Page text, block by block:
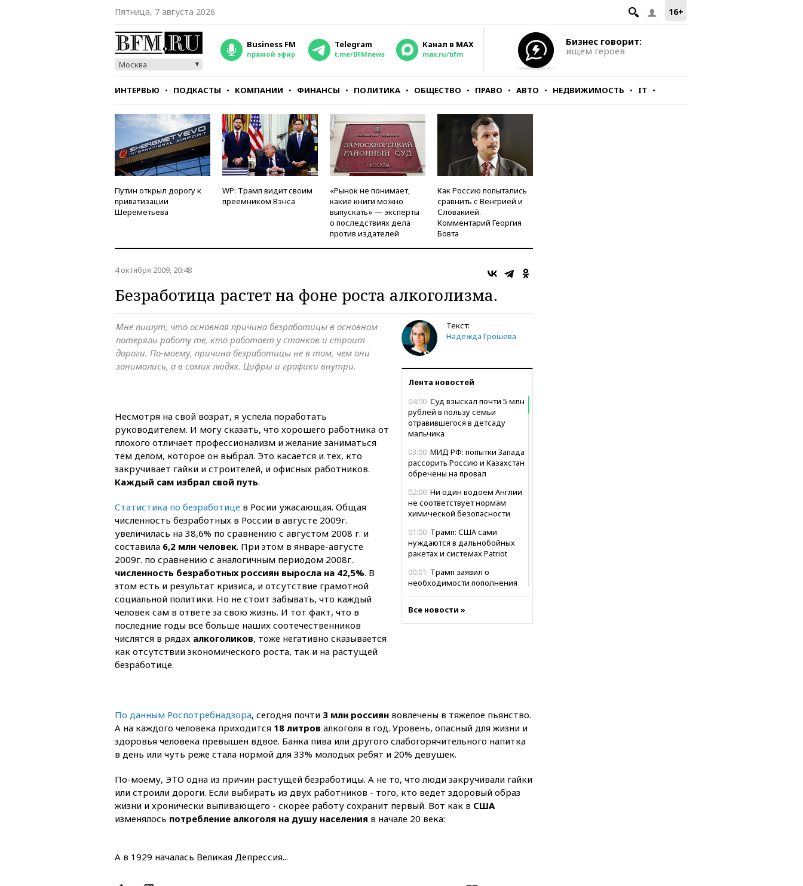
16+
Пятница, 7 августа 2026
Москва
Business FM
прямой эфир
Telegram
t.me/BFMnews
Канал в MAX
max.ru/bfm
Бизнес говорит:
ищем героев
ИНТЕРВЬЮ ПОДКАСТЫ КОМПАНИИ ФИНАНСЫ ПОЛИТИКА ОБЩЕСТВО ПРАВО АВТО НЕДВИЖИМОСТЬ IT
СТИЛЬ ТЕСТЫ
Путин открыл дорогу к
приватизации
Шереметьева
WP: Трамп видит своим
преемником Вэнса
«Рынок не понимает,
какие книги можно
выпускать» — эксперты
о последствиях дела
против издателей
Как Россию попытались
сравнить с Венгрией и
Словакией.
Комментарий Георгия
Бовта
4 октября 2009, 20:48
Безработица растет на фоне роста алкоголизма.
Текст:
Надежда Грошева
Лента новостей
04:00 Суд взыскал почти 5 млн
рублей в пользу семьи
отравившегося в детсаду
мальчика
03:00 МИД РФ: попытки Запада
рассорить Россию и Казахстан
обречены на провал
02:00 Ни один водоем Англии
не соответствует нормам
химической безопасности
01:00 Трамп: США сами
нуждаются в дальнобойных
ракетах и системах Patriot
00:01 Трамп заявил о
необходимости пополнения
арсенала США
вчера, 23:28Слуцкий призвал
признать «Яблоко»
пятницу ожидаются ливни
вчера, 22:35 Винисиус
продлил контракт с «Реалом»
до 2032 года
российского гражданства
станет значительно дороже
вчера, 22:20Путин назвал 76-ю
гвардейскую десантно-
Все новости »
Мне пишут, что основная причина безработицы в основном
потеряли работу те, кто работает у станков и строит
дороги. По-моему, причина безработицы не в том, чем они
занимались, а в самих людях. Цифры и графики внутри.
Несмотря на свой возрат, я успела поработать
руководителем. И могу сказать, что хорошего работника от
плохого отличает профессионализм и желание заниматься
тем делом, которое он выбрал. Это касается и тех, кто
закручивает гайки и строителей, и офисных работников.
Каждый сам избрал свой путь.
Статистика по безработице в Росии ужасающая. Общая
численность безработных в России в августе 2009г.
увеличилась на 38,6% по сравнению с августом 2008 г. и
составила 6,2 млн человек. При этом в январе-августе
2009г. по сравнению с аналогичным периодом 2008г.
численность безработных россиян выросла на 42,5%. В
этом есть и результат кризиса, и отсутствие грамотной
социальной политики. Но не стоит забывать, что каждый
человек сам в ответе за свою жизнь. И тот факт, что в
последние годы все больше наших соотечественников
числятся в рядах алкоголиков, тоже негативно сказывается
как отсутствии экономического роста, так и на растущей
безработице.
По данным Роспотребнадзора, сегодня почти 3 млн россиян вовлечены в тяжелое пьянство.
А на каждого человека приходится 18 литров алкоголя в год. Уровень, опасный для жизни и
здоровья человека превышен вдвое. Банка пива или другого слабогорячительного напитка
в день или чуть реже стала нормой для 33% молодых ребят и 20% девушек.
По-моему, ЭТО одна из причин растущей безработицы. А не то, что люди закручивали гайки
или строили дороги. Если выбирать из двух работников - того, кто ведет здоровый образ
жизни и хронически выпивающего - скорее работу сохранит первый. Вот как в США
изменялось потребление алкоголя на душу населения в начале 20 века:
А в 1929 началась Великая Депрессия...